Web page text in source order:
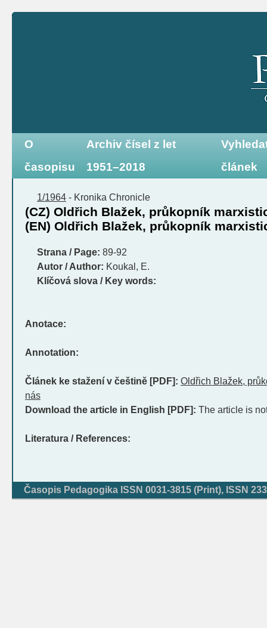
O
časopisu
Archiv čísel z let
1951–2018
článek
1/1964 - Kronika Chronicle
(CZ) Oldřich Blažek, průkopník
(EN) Oldřich Blažek, průkopník
Strana / Page: 89-92
Autor / Author: Koukal, E.
Klíčová slova / Key words:
Anotace:
Annotation:
Článek ke stažení v češtině [PDF]: Oldřich Blažek,
nás
Download the article in English [PDF]: The article is
Literatura / References:
Časopis Pedagogika ISSN 0031-3815 (Print), ISSN